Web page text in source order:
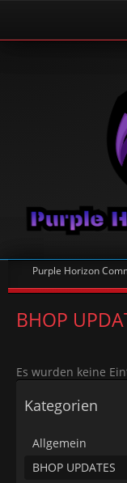
Purple Horizon
BHOP
Es wurden keine
Kategorien
Allgemein
BHOP UPDATES